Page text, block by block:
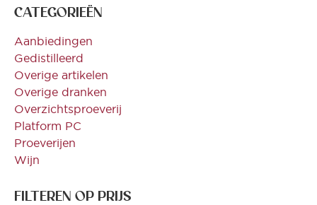
CATEGORIEËN
Aanbiedingen
Gedistilleerd
Overige artikelen
Overige dranken
Overzichtsproeverij
Platform PC
Proeverijen
Wijn
FILTEREN OP PRIJS